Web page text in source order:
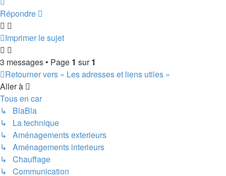
Répondre
Imprimer le sujet
3 messages • Page 1 sur1
Retourner vers « Les adresses et liens utiles »
Aller à
Tous en car
↳ BlaBla
↳ La technique
↳ Aménagements exterieurs
↳ Aménagements interieurs
↳ Chauffage
↳ Communication